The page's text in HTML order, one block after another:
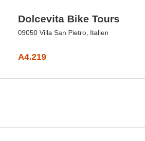
Dolcevita Bike Tours
09050 Villa San Pietro, Italien
A4.219